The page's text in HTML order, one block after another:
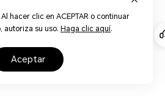
tienda: 3
para evaluar la
hacer clic en ACEPTAR o continuar
autoriza su uso. Haga clic aquí.
aceptar